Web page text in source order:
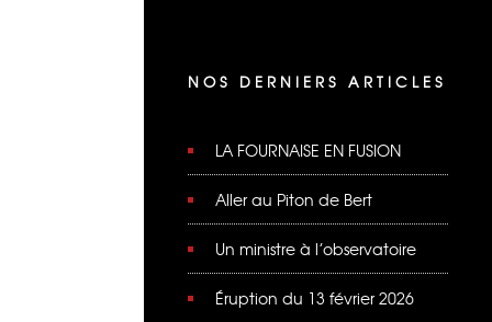
NOS DERNIERS ARTICLES
LA FOURNAISE EN FUSION
Aller au Piton de Bert
Un ministre à l’observatoire
Éruption du 13 février 2026